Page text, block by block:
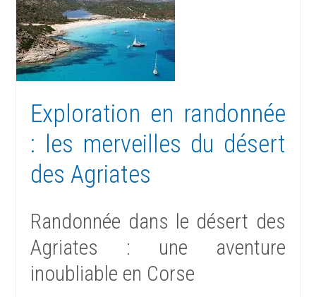
Exploration en randonnée
: les merveilles du désert
des Agriates
Randonnée dans le désert des
Agriates : une aventure
inoubliable en Corse